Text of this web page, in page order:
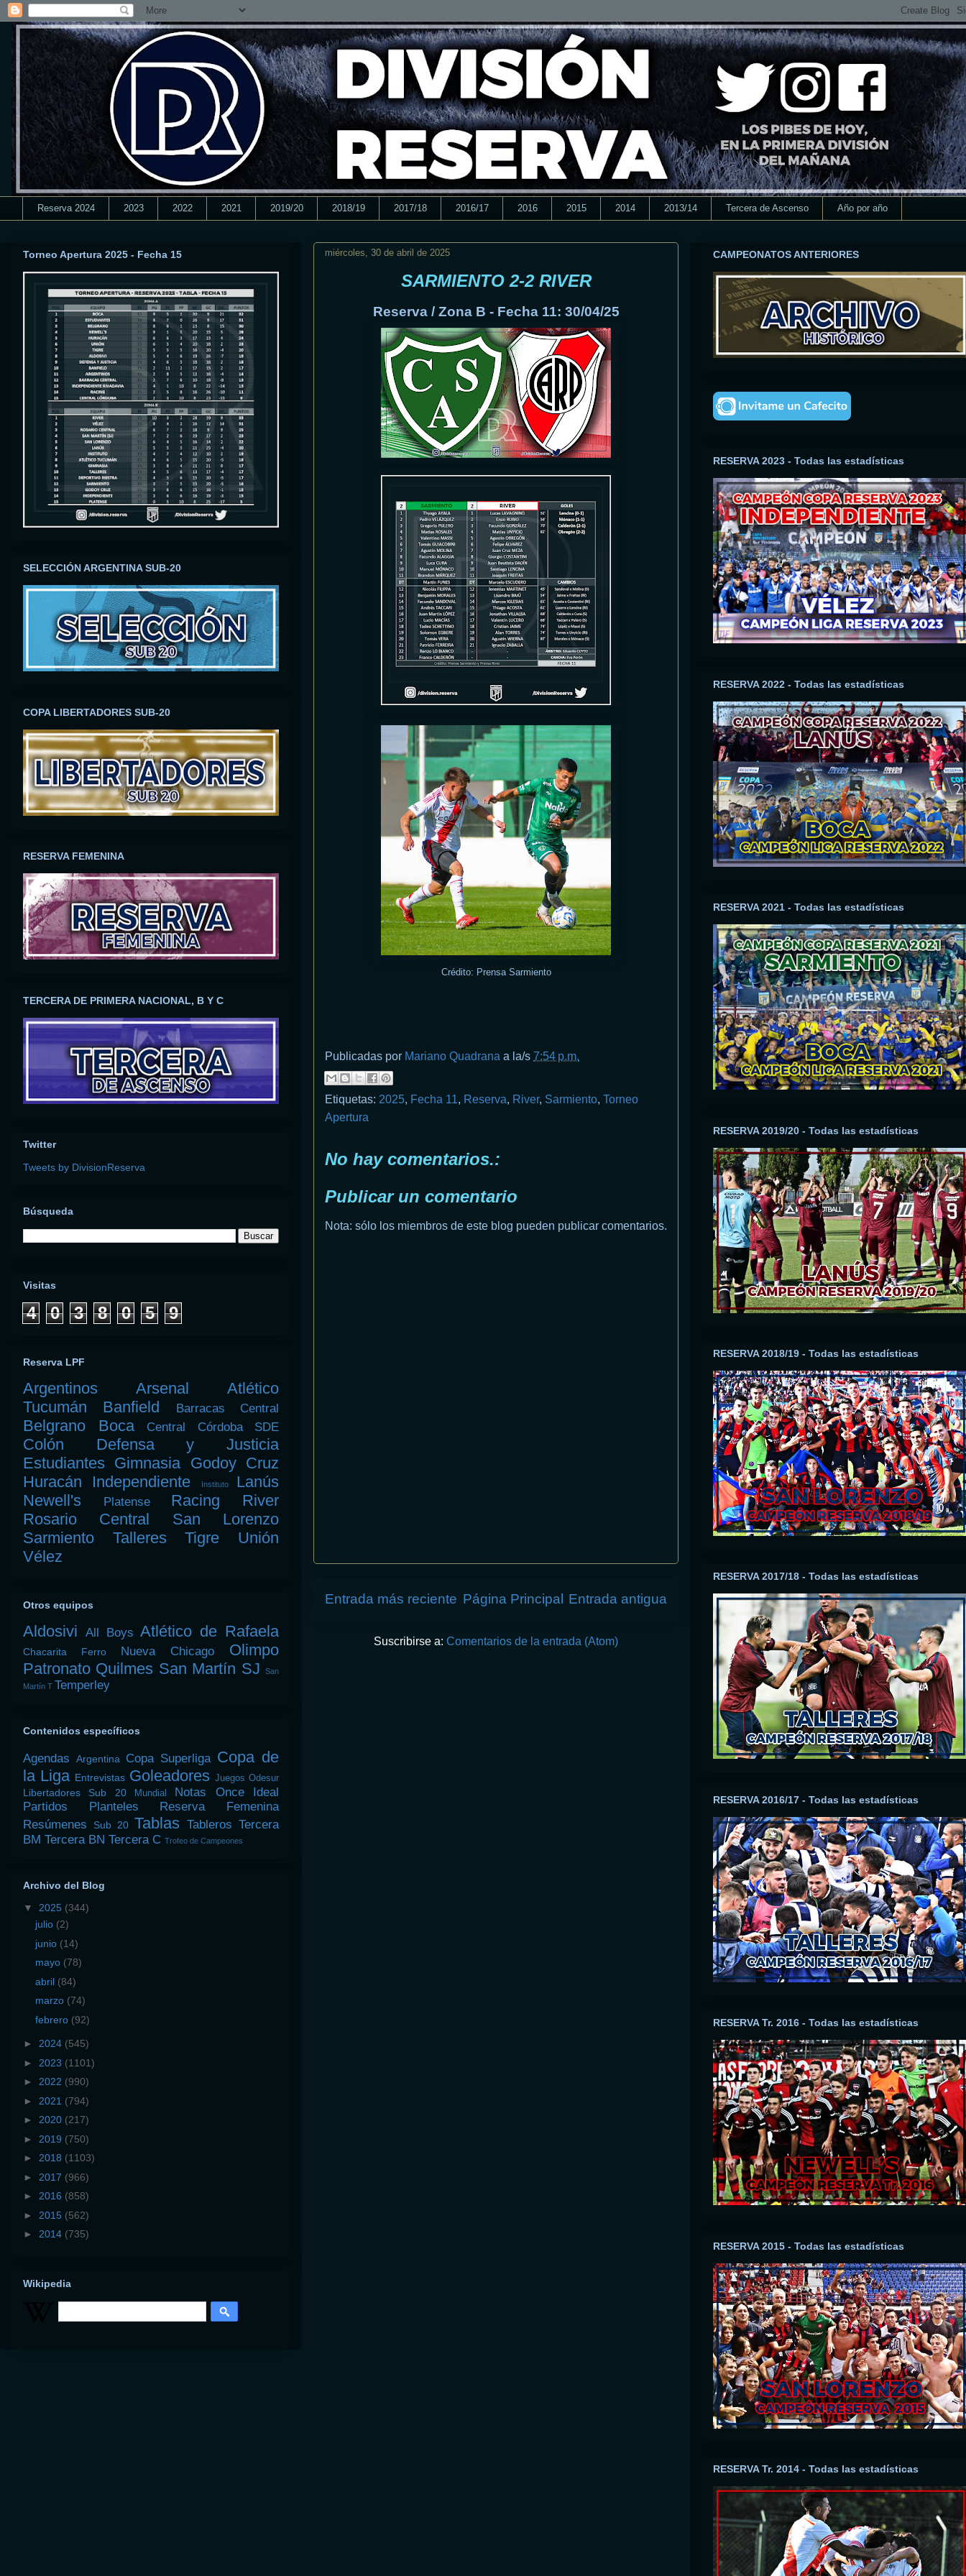
Reserva 2024 2023 2022 2021 2019/20 2018/19 2017/18 2016/17 2016 2015 2014 2013/14 Tercera de Ascenso Año por año
miércoles, 30 de abril de 2025
SARMIENTO 2-2 RIVER
Reserva / Zona B - Fecha 11: 30/04/25
Crédito: Prensa Sarmiento
Publicadas por Mariano Quadrana a la/s 7:54 p.m.
Etiquetas: 2025, Fecha 11, Reserva, River, Sarmiento, Torneo
Apertura
No hay comentarios.:
Publicar un comentario
Nota: sólo los miembros de este blog pueden publicar comentarios.
Entrada más reciente Entrada antigua
Página Principal
Suscribirse a: Comentarios de la entrada (Atom)
Torneo Apertura 2025 - Fecha 15
SELECCIÓN ARGENTINA SUB-20
COPA LIBERTADORES SUB-20
RESERVA FEMENINA
TERCERA DE PRIMERA NACIONAL, B Y C
Twitter
Tweets by DivisionReserva
Búsqueda
Visitas
4 0 3 8 0 5 9
Reserva LPF
Argentinos Arsenal
Atlético
Tucumán
Banfield Barracas Central
Belgrano Boca Central Córdoba SDE
Colón
Defensa y Justicia
Estudiantes Gimnasia Godoy Cruz
Huracán
Independiente Instituto
Lanús
Newell's
Platense Racing
River
Rosario Central
San Lorenzo
Sarmiento
Talleres Tigre
Unión
Vélez
Otros equipos
Aldosivi All Boys Atlético de Rafaela
Chacarita Ferro Nueva Chicago
Olimpo
Patronato Quilmes San Martín SJ
San
Martín T Temperley
Contenidos específicos
Agendas Argentina Copa Superliga Copa de
la Liga Entrevistas Goleadores Juegos Odesur
Libertadores Sub 20 Mundial Notas
Once Ideal
Partidos
Planteles
Reserva Femenina
Resúmenes
Sub 20 Tablas Tableros Tercera
BM Tercera BN Tercera C Trofeo de Campeones
Archivo del Blog
▼ 2025 (344)
julio (2)
junio (14)
mayo (78)
abril (84)
marzo (74)
febrero (92)
► 2024 (545)
► 2023 (1101)
► 2022 (990)
► 2021 (794)
► 2020 (217)
► 2019 (750)
► 2018 (1103)
► 2017 (966)
► 2016 (858)
► 2015 (562)
► 2014 (735)
Wikipedia
CAMPEONATOS ANTERIORES
RESERVA 2023 - Todas las estadísticas
RESERVA 2022 - Todas las estadísticas
RESERVA 2021 - Todas las estadísticas
RESERVA 2019/20 - Todas las estadísticas
RESERVA 2018/19 - Todas las estadísticas
RESERVA 2017/18 - Todas las estadísticas
RESERVA 2016/17 - Todas las estadísticas
RESERVA Tr. 2016 - Todas las estadísticas
RESERVA 2015 - Todas las estadísticas
RESERVA Tr. 2014 - Todas las estadísticas